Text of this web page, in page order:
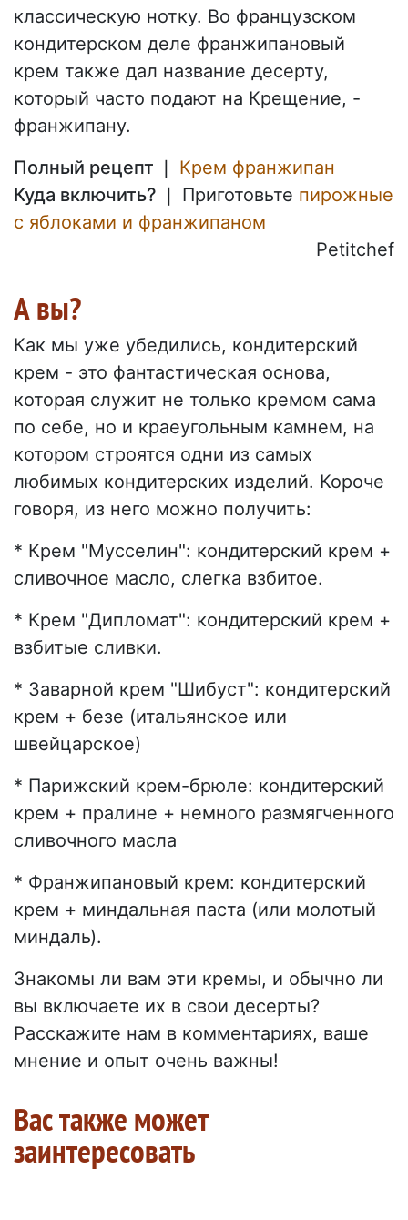
классическую нотку. Во французском
кондитерском деле франжипановый
крем также дал название десерту,
который часто подают на Крещение, -
франжипану.
Полный рецепт ❘ Крем франжипан
Куда включить? ❘ Приготовьте пирожные
с яблоками и франжипаном
Petitchef
А вы?
Как мы уже убедились, кондитерский
крем - это фантастическая основа,
которая служит не только кремом сама
по себе, но и краеугольным камнем, на
котором строятся одни из самых
любимых кондитерских изделий. Короче
говоря, из него можно получить:
* Крем "Мусселин": кондитерский крем +
сливочное масло, слегка взбитое.
* Крем "Дипломат": кондитерский крем +
взбитые сливки.
* Заварной крем "Шибуст": кондитерский
крем + безе (итальянское или
швейцарское)
* Парижский крем-брюле: кондитерский
крем + пралине + немного размягченного
сливочного масла
* Франжипановый крем: кондитерский
крем + миндальная паста (или молотый
миндаль).
Знакомы ли вам эти кремы, и обычно ли
вы включаете их в свои десерты?
Расскажите нам в комментариях, ваше
мнение и опыт очень важны!
Вас также может
заинтересовать